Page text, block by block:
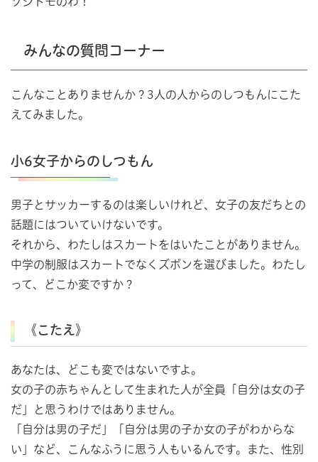
みんなの質問コーナー
こんなことありませんか？3人の人からのしつもんにこた
えてみました。
小6女子からのしつもん
男子とサッカーするのは楽しいけれど、女子の友だちとの
話題にはついていけないです。
それから、わたしはスカートをはいたことがありません。
中学の制服はスカートでなくズボンを選びました。わたし
って、どこか変ですか？
《こたえ》
あなたは、どこも変ではないですよ。
女の子の赤ちゃんとして生まれた人が全員「自分は女の子
だ」と思うわけではありません。
「自分は男の子だ」「自分は男の子か女の子がわからな
い」など、こんなふうに思う人もいるんです。また、性別